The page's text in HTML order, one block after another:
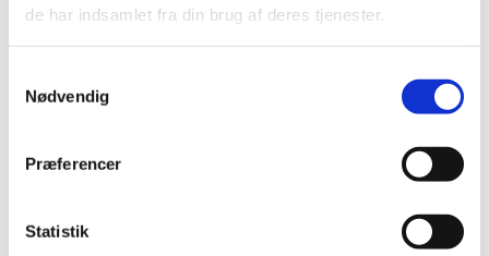
de har indsamlet fra din brug af deres tjenester.
Nødvendig
Præferencer
Statistik
november (4)
august (2)
maj (2)
januar (3)